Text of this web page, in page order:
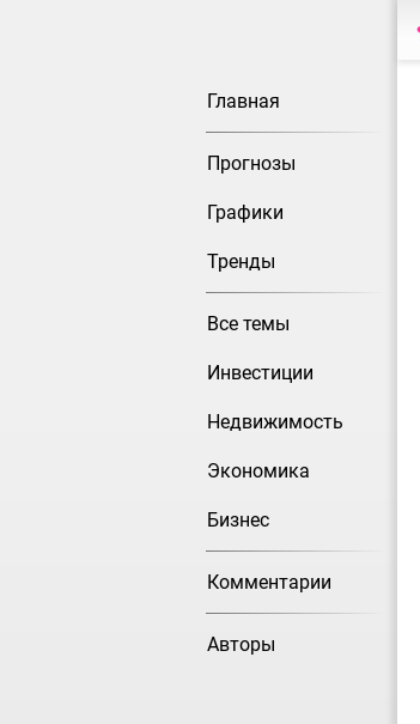
Главная
Прогнозы
Графики
Тренды
Все темы
Инвестиции
Недвижимость
Экономика
Бизнес
Комментарии
Авторы